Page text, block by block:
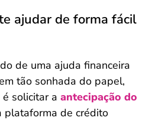
ajudar de forma fácil
de uma ajuda financeira
tão sonhada do papel,
solicitar a antecipação do
plataforma de crédito